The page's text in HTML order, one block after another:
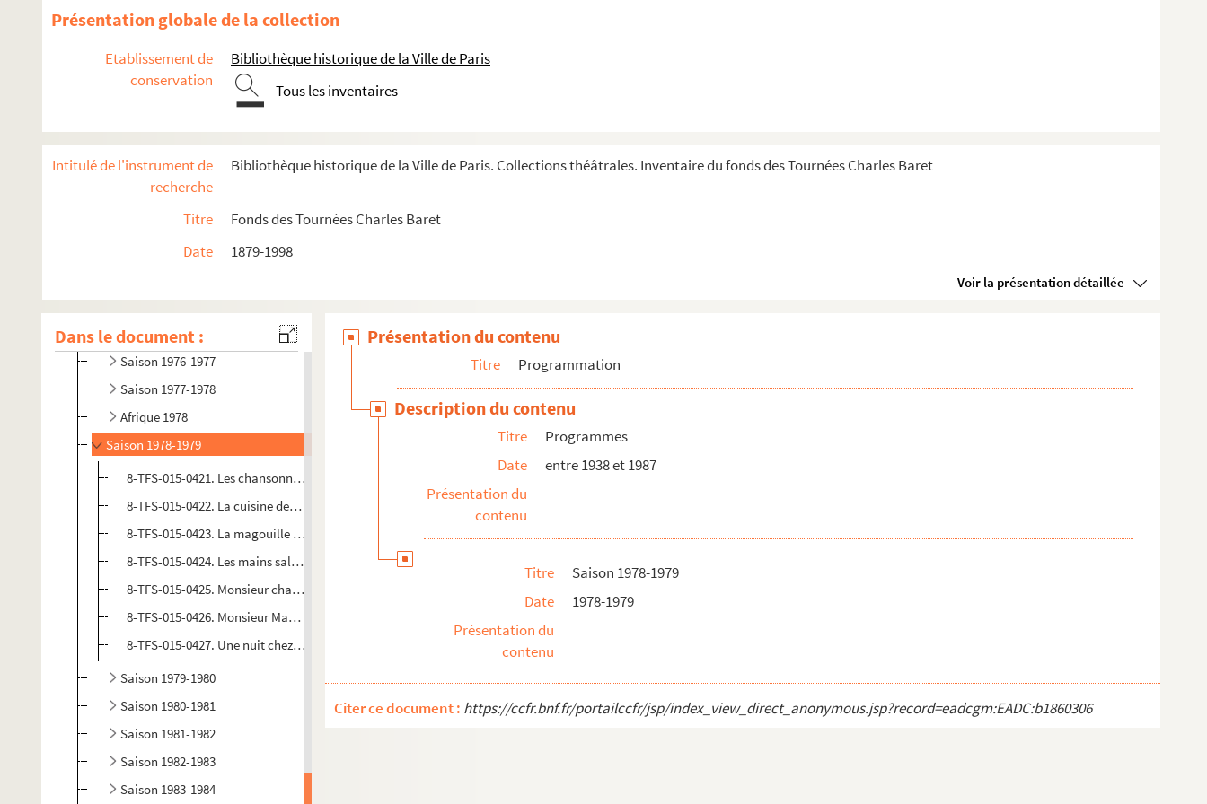
Présentation globale de la collection
Etablissement de
conservation
Bibliothèque historique de la Ville de Paris
Tous les inventaires
Intitulé de l'instrument de
recherche
Bibliothèque historique de la Ville de Paris. Collections théâtrales. Inventaire du fonds des Tournées Charles Baret
Titre
Fonds des Tournées Charles Baret
Date
1879-1998
Voir la présentation détaillée
Dans le document :
Eté 1959
Saison 1958-1959
Saison 1966-1967
Saison 1969-1970
Saison 1970-1971
Saison 1971-1972
Saison 1972-1973
Saison 1974-1975
Saison 1975-1976
Saison 1976-1977
Saison 1977-1978
Afrique 1978
Saison 1978-1979
8-TFS-015-0421. Les chansonniers en balade (Valton et Rocca)
8-TFS-015-0422. La cuisine des anges (Husson)
8-TFS-015-0423. La magouille ou la cuisine française (Bréal)
8-TFS-015-0424. Les mains sales (Sartre)
8-TFS-015-0425. Monsieur chasse (Sartre)
8-TFS-015-0426. Monsieur Masure (Magnier)
8-TFS-015-0427. Une nuit chez vous... madame ! (de Létraz)
Saison 1979-1980
Saison 1980-1981
Saison 1981-1982
Saison 1982-1983
Saison 1983-1984
Présentation du contenu
Titre Programmation
Description du contenu
Titre
Programmes
Date
entre 1938 et 1987
Présentation du
contenu
Titre
Saison 1978-1979
Date
1978-1979
Présentation du
contenu
Citer ce document : https://ccfr.bnf.fr/portailccfr/jsp/index_view_direct_anonymous.jsp?record=eadcgm:EADC:b1860306